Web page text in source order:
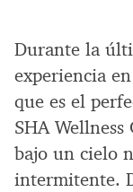
Durante la
experiencia
que es el
SHA
bajo un cielo
intermitente.